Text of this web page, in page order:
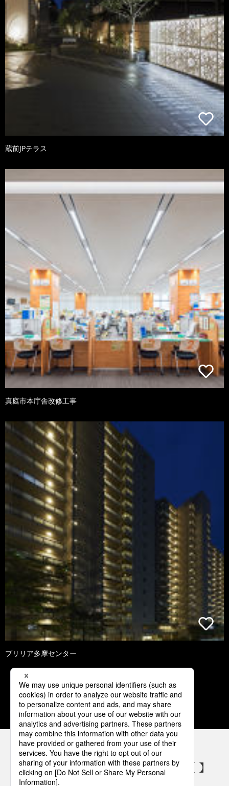
蔵前JPテラス
真庭市本庁舎改修工事
ブリリア多摩センター
3 4 5 6 7
パナソニックの電気設備 SNSアカウント